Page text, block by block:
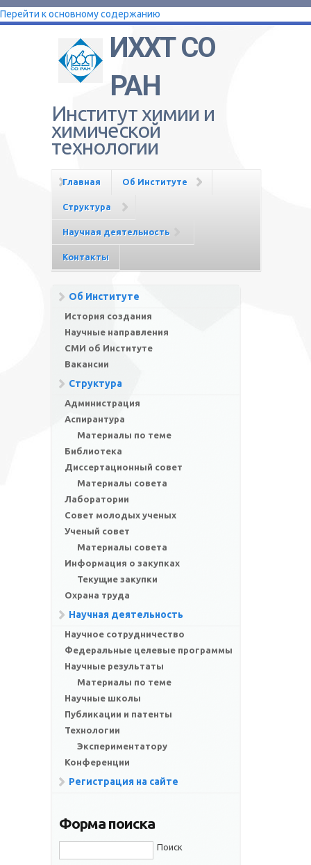
Перейти к основному содержанию
ИХХТ СО
РАН
Институт химии и
химической
технологии
Главная Об Институте
Структура
Научная деятельность
Контакты
Об Институте
История создания
Научные направления
СМИ об Институте
Вакансии
Структура
Администрация
Аспирантура
Материалы по теме
Библиотека
Диссертационный совет
Материалы совета
Лаборатории
Совет молодых ученых
Ученый совет
Материалы совета
Информация о закупках
Текущие закупки
Охрана труда
Научная деятельность
Научное сотрудничество
Федеральные целевые программы
Научные результаты
Материалы по теме
Научные школы
Публикации и патенты
Технологии
Экспериментатору
Конференции
Регистрация на сайте
Форма поиска
Поиск